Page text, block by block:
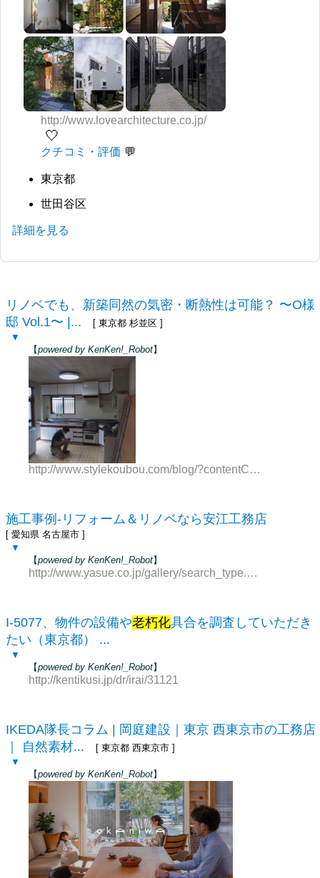
http://www.lovearchitecture.co.jp/
🤍
クチコミ・評価
東京都
世田谷区
詳細を見る
リノベでも、新築同然の気密・断熱性は可能？ 〜O様
邸 Vol.1〜 |...
[ 東京都 杉並区 ]
▼
【powered by KenKen!_Robot】
http://www.stylekoubou.com/blog/?contentCode=2013
施工事例-リフォーム＆リノベなら安江工務店
[ 愛知県 名古屋市 ]
▼
【powered by KenKen!_Robot】
http://www.yasue.co.jp/gallery/search_type.php?t=21
I-5077、物件の設備や老朽化具合を調査していただき
たい（東京都） ...
▼
【powered by KenKen!_Robot】
http://kentikusi.jp/dr/irai/31121
IKEDA隊長コラム | 岡庭建設｜東京 西東京市の工務店
｜ 自然素材...
[ 東京都 西東京市 ]
▼
【powered by KenKen!_Robot】